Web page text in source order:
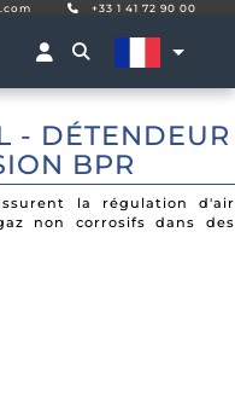
- DÉTENDEUR
BPR
la régulation d'air
non corrosifs dans des
+33 1 41 72 90 00